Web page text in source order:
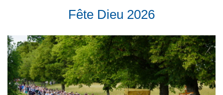
Fête Dieu 2026